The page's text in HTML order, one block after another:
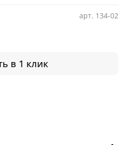
арт. 134-02
в 1 клик